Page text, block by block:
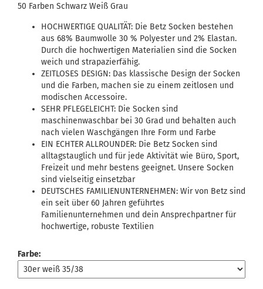
50 Farben Schwarz Weiß Grau
HOCHWERTIGE QUALITÄT: Die Betz Socken bestehen
aus 68% Baumwolle 30 % Polyester und 2% Elastan.
Durch die hochwertigen Materialien sind die Socken
weich und strapazierfähig.
ZEITLOSES DESIGN: Das klassische Design der Socken
und die Farben, machen sie zu einem zeitlosen und
modischen Accessoire.
SEHR PFLEGELEICHT: Die Socken sind
maschinenwaschbar bei 30 Grad und behalten auch
nach vielen Waschgängen Ihre Form und Farbe
EIN ECHTER ALLROUNDER: Die Betz Socken sind
alltagstauglich und für jede Aktivität wie Büro, Sport,
Freizeit und mehr bestens geeignet. Unsere Socken
sind vielseitig einsetzbar
DEUTSCHES FAMILIENUNTERNEHMEN: Wir von Betz sind
ein seit über 60 Jahren geführtes
Familienunternehmen und dein Ansprechpartner für
hochwertige, robuste Textilien
Farbe: